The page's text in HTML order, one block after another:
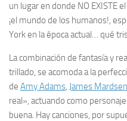
un lugar en donde NO EXISTE
¡el mundo de los humanos!,
York en la época actual… qué
La combinación de fantasía y
trillado, se acomoda a la
de Amy Adams, James Mardsen
real», actuando como
buena. Hay canciones, por